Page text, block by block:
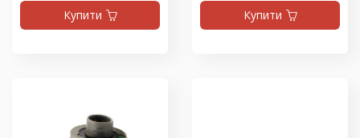
Купити Купити